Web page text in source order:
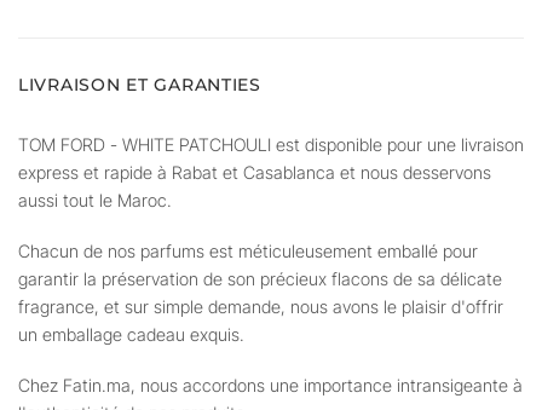
LIVRAISON ET GARANTIES
TOM FORD - WHITE PATCHOULI est disponible pour une livraison
express et rapide à Rabat et Casablanca et nous desservons
aussi tout le Maroc.
Chacun de nos parfums est méticuleusement emballé pour
garantir la préservation de son précieux flacons de sa délicate
fragrance, et sur simple demande, nous avons le plaisir d'offrir
un emballage cadeau exquis.
Chez Fatin.ma, nous accordons une importance intransigeante à